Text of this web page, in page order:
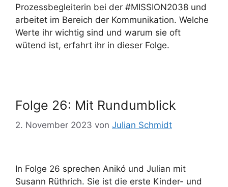
Prozessbegleiterin bei der #MISSION2038 und
arbeitet im Bereich der Kommunikation. Welche
Werte ihr wichtig sind und warum sie oft
wütend ist, erfahrt ihr in dieser Folge.
Folge 26: Mit Rundumblick
2. November 2023 von Julian Schmidt
In Folge 26 sprechen Anikó und Julian mit
Susann Rüthrich. Sie ist die erste Kinder- und